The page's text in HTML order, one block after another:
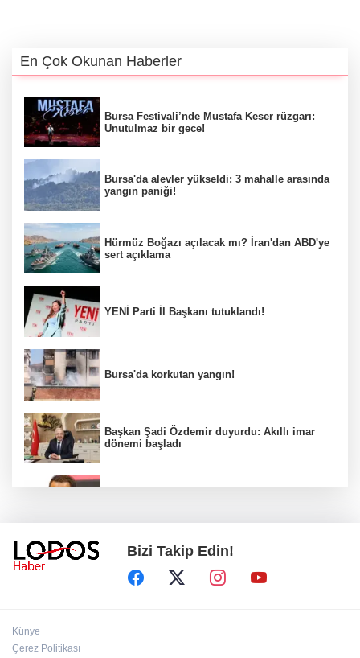
En Çok Okunan Haberler
Bursa Festivali’nde Mustafa Keser rüzgarı:
Unutulmaz bir gece!
Bursa'da alevler yükseldi: 3 mahalle arasında
yangın paniği!
Hürmüz Boğazı açılacak mı? İran'dan ABD'ye
sert açıklama
YENİ Parti İl Başkanı tutuklandı!
Bursa'da korkutan yangın!
Başkan Şadi Özdemir duyurdu: Akıllı imar
dönemi başladı
Bakan Gürlek duyurdu: İki çocuk cinayeti
aydınlatıldı!
Bizi Takip Edin!
Künye
Çerez Politikası